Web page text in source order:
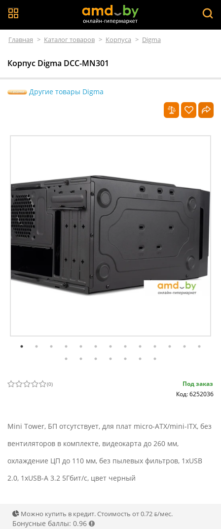
Главная > Каталог товаров > Корпуса > Digma
Корпус Digma DCC-MN301
Другие товары Digma
(0)
Под заказ
Код: 6252036
Mini Tower, БП отсутствует, для плат micro-ATX/mini-ITX, без
вентиляторов в комплекте, видеокарта до 260 мм,
охлаждение ЦП до 110 мм, без пылевых фильтров, 1xUSB
2.0, 1xUSB-A 3.2 5Гбит/с, цвет черный
Можно купить в кредит. Стоимость от 0.72 ƃ/мec.
Бонусные баллы: 0.96